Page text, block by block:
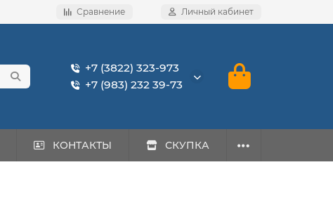
Сравнение Личный кабинет
+7 (3822) 323-973
+7 (983) 232 39-73
КОНТАКТЫ СКУПКА